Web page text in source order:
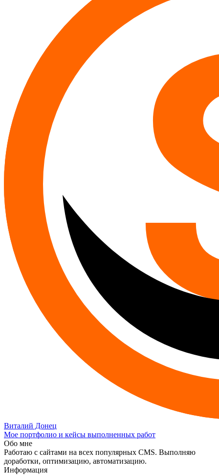
Виталий Донец
Мое портфолио и кейсы выполненных работ
Обо мне
Работаю с сайтами на всех популярных CMS. Выполняю
доработки, оптимизацию, автоматизацию.
Информация